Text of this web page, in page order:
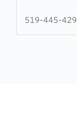
Church
519-445-